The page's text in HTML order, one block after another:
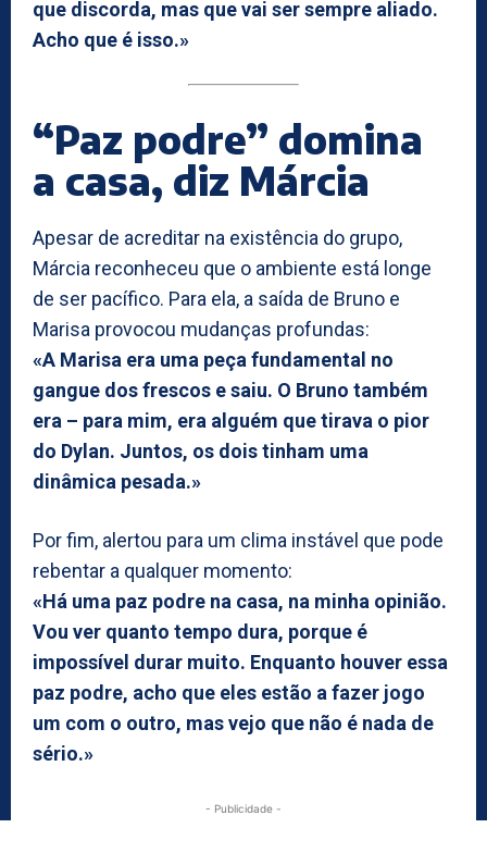
que discorda, mas que vai ser sempre aliado.
Acho que é isso.»
“Paz podre” domina
a casa, diz Márcia
Apesar de acreditar na existência do grupo,
Márcia reconheceu que o ambiente está longe
de ser pacífico. Para ela, a saída de Bruno e
Marisa provocou mudanças profundas:
«A Marisa era uma peça fundamental no
gangue dos frescos e saiu. O Bruno também
era – para mim, era alguém que tirava o pior
do Dylan. Juntos, os dois tinham uma
dinâmica pesada.»
Por fim, alertou para um clima instável que pode
rebentar a qualquer momento:
«Há uma paz podre na casa, na minha opinião.
Vou ver quanto tempo dura, porque é
impossível durar muito. Enquanto houver essa
paz podre, acho que eles estão a fazer jogo
um com o outro, mas vejo que não é nada de
sério.»
- Publicidade -